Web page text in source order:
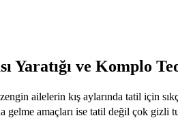
Yaratığı ve Komplo
ailelerin kış aylarında tatil için
gelme amaçları ise tatil değil çok gizli